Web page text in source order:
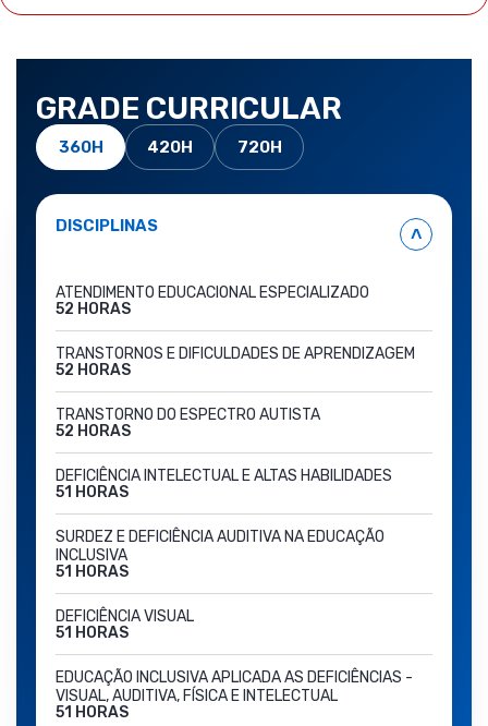
GRADE CURRICULAR
360H 420H 720H
DISCIPLINAS ˄
ATENDIMENTO EDUCACIONAL ESPECIALIZADO
52 HORAS
TRANSTORNOS E DIFICULDADES DE APRENDIZAGEM
52 HORAS
TRANSTORNO DO ESPECTRO AUTISTA
52 HORAS
DEFICIÊNCIA INTELECTUAL E ALTAS HABILIDADES
51 HORAS
SURDEZ E DEFICIÊNCIA AUDITIVA NA EDUCAÇÃO
INCLUSIVA
51 HORAS
DEFICIÊNCIA VISUAL
51 HORAS
EDUCAÇÃO INCLUSIVA APLICADA AS DEFICIÊNCIAS -
VISUAL, AUDITIVA, FÍSICA E INTELECTUAL
51 HORAS